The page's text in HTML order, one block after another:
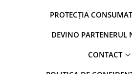
PROTECȚIA
DEVINO PARTENERUL
CONTACT